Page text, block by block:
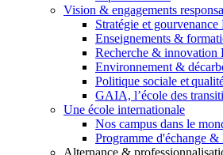
Vision & engagements
Stratégie et
Enseignements &
Recherche & innovation
Environnement &
Politique sociale et
GAIA, l’école des
Une école internationale
Nos campus dans le
Programme d'échange &
Alternance &